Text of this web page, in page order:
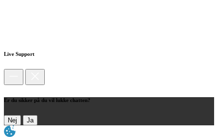
Live Support
Er du sikker på du vil lukke chatten?
Nej Ja